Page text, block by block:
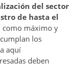
del sector
de hasta el
como máximo y
los
aquí
deben